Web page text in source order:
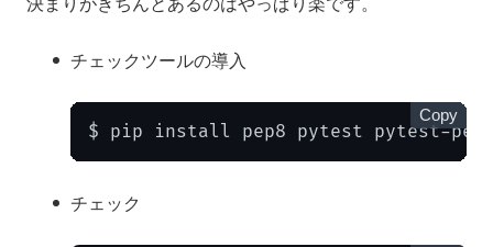
チェックツールの導入
$ pip install pep8 pytest pytest-
Copy
チェック